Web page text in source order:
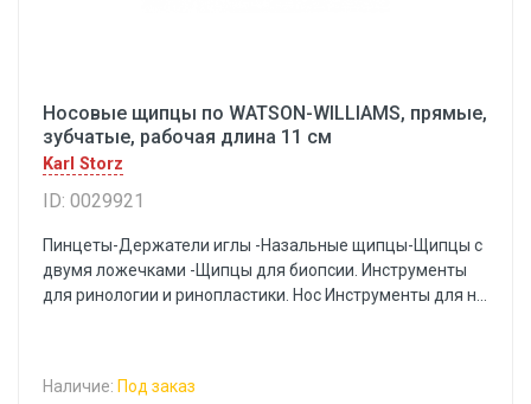
Носовые щипцы по WATSON-WILLIAMS, прямые,
зубчатые, рабочая длина 11 см
Karl Storz
ID: 0029921
Пинцеты-Держатели иглы -Назальные щипцы-Щипцы с
двумя ложечками -Щипцы для биопсии. Инструменты
для ринологии и ринопластики. Нос Инструменты для н...
Наличие: Под заказ